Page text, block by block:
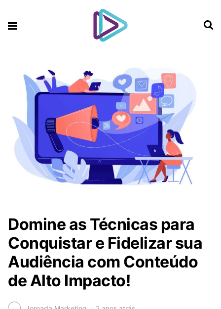
Domine as Técnicas para
Conquistar e Fidelizar sua
Audiência com Conteúdo
de Alto Impacto!